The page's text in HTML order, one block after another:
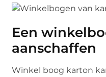
Een
aanschaffen
Winkel boog karton